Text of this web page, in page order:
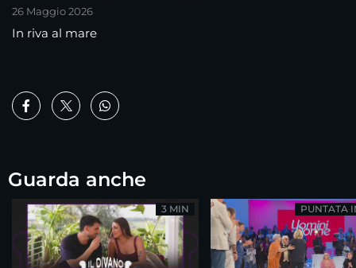
26 Maggio 2026
In riva al mare
Guarda anche
3 MIN PUNTATA